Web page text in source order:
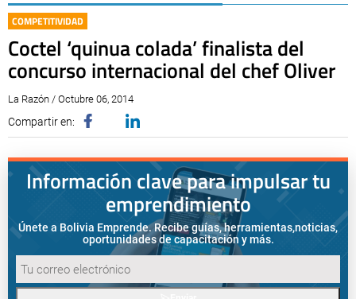
COMPETITIVIDAD
Coctel ‘quinua colada’ finalista del
concurso internacional del chef Oliver
La Razón / Octubre 06, 2014
Compartir en:
Información clave para impulsar tu
emprendimiento
Únete a Bolivia Emprende. Recibe guías, herramientas,noticias,
oportunidades de capacitación y más.